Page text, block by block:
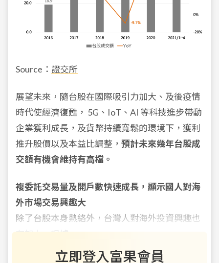
Source： 證交所
展望未來，隨台股在國際吸引力加大、及後疫情
時代使經濟復甦， 5G、IoT、AI 等科技進步帶動
企業獲利成長，及貨幣持續寬鬆的環境下，獲利
推升股價以及本益比調整， 預計未來幾年台股成
交額有機會維持有高檔。
複委託交易量及開戶數快速成長，顯示國人對海
外市場交易興趣大
除了台股本身熱絡外，台灣人對海外投資興趣也
在加大。根據
立即登入富果會員